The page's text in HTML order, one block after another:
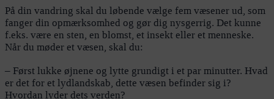
På din vandring skal du løbende vælge fem væsener ud, som
fanger din opmærksomhed og gør dig nysgerrig. Det kunne
f.eks. være en sten, en blomst, et insekt eller et menneske.
Når du møder et væsen, skal du:
– Først lukke øjnene og lytte grundigt i et par minutter. Hvad
er det for et lydlandskab, dette væsen befinder sig i?
Hvordan lyder dets verden?